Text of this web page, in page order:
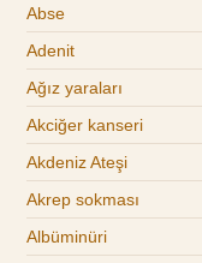
Abse
Adenit
Ağız yaraları
Akciğer kanseri
Akdeniz Ateşi
Akrep sokması
Albüminüri